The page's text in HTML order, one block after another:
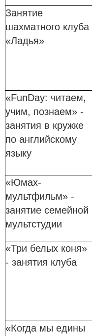
Занятие
шахматного клуба
«Ладья»
«FunDay: читаем,
учим, познаем» -
занятия в кружке
по английскому
языку
«Юмах-
мультфильм» -
занятие семейной
мультстудии
«Три белых коня»
- занятия клуба
«Когда мы едины